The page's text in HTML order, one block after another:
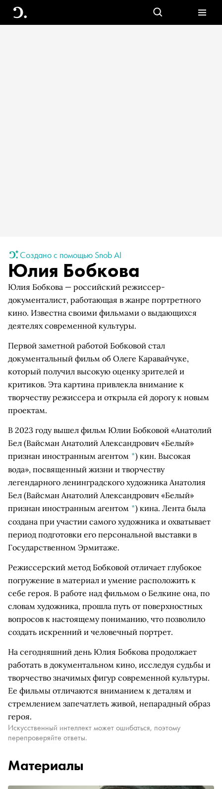
Создано с помощью Snob AI
Юлия Бобкова
Юлия Бобкова — российский режиссер-
документалист, работающая в жанре портретного
кино. Известна своими фильмами о выдающихся
деятелях современной культуры.
Первой заметной работой Бобковой стал
документальный фильм об Олеге Каравайчуке,
который получил высокую оценку зрителей и
критиков. Эта картина привлекла внимание к
творчеству режиссера и открыла ей дорогу к новым
проектам.
В 2023 году вышел фильм Юлии Бобковой «Анатолий
Бел (Вайсман Анатолий Александрович «Белый»
признан иностранным агентом *) кин. Высокая
вода», посвященный жизни и творчеству
легендарного ленинградского художника Анатолия
Бел (Вайсман Анатолий Александрович «Белый»
признан иностранным агентом *) кина. Лента была
создана при участии самого художника и охватывает
период подготовки его персональной выставки в
Государственном Эрмитаже.
Режиссерский метод Бобковой отличает глубокое
погружение в материал и умение расположить к
себе героя. В работе над фильмом о Белкине она, по
словам художника, прошла путь от поверхностных
вопросов к настоящему пониманию, что позволило
создать искренний и человечный портрет.
На сегодняшний день Юлия Бобкова продолжает
работать в документальном кино, исследуя судьбы и
творчество значимых фигур современной культуры.
Ее фильмы отличаются вниманием к деталям и
стремлением запечатлеть живой, непарадный образ
героя.
Искусственный интеллект может ошибаться, поэтому
перепроверяйте ответы.
Материалы